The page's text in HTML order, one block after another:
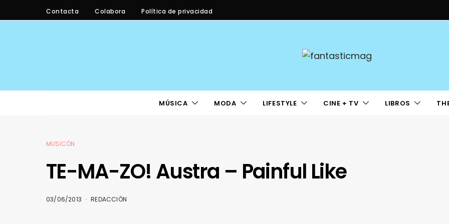
Contacta Colabora Política de privacidad
MÚSICA MODA LIFESTYLE CINE + TV LIBROS
MUSICÓN
TE-MA-ZO! Austra – Painful Like
03/06/2013 REDACCIÓN